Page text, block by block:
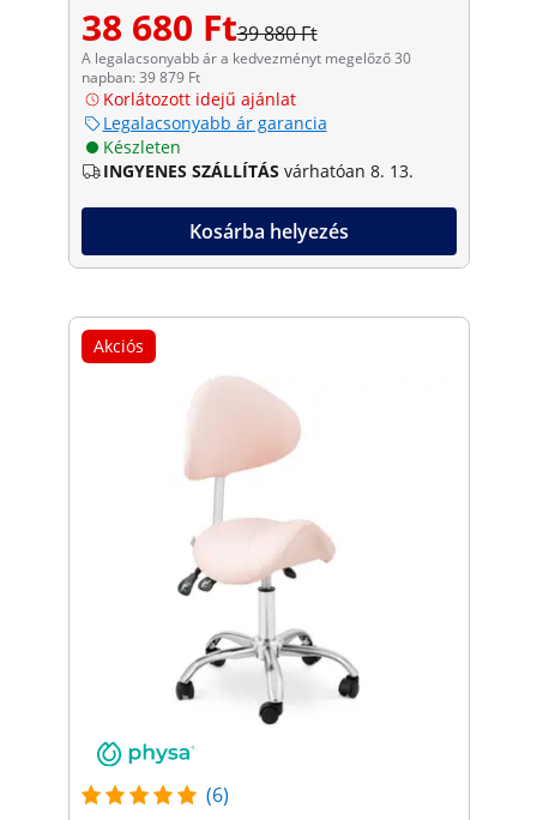
38 680 Ft39 880 Ft
A legalacsonyabb ár a kedvezményt megelőző 30
napban: 39 879 Ft
Korlátozott idejű ajánlat
Legalacsonyabb ár garancia
Készleten
INGYENES SZÁLLÍTÁS várhatóan 8. 13.
Kosárba helyezés
Akciós
(6)